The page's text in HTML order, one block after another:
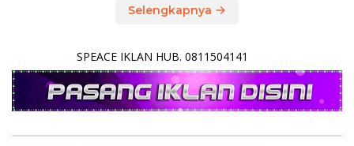
Selengkapnya
SPEACE IKLAN HUB. 0811504141